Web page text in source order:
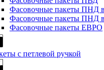
Фасовочные пакеты ПНД в
Фасовочные пакеты ПНД
Фасовочные пакеты ЕВРО
с петлевой ручкой